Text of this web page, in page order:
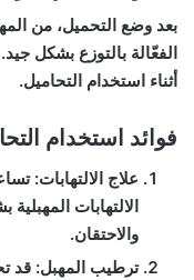
بعد وضع التحميل، من
الفعّالة بالتوزع بشكل
أثناء استخدام التحاميل.
فوائد استخدام
علاج الالتهابات:
الالتهابات
والاحتقان.
ترطيب المهبل: قد